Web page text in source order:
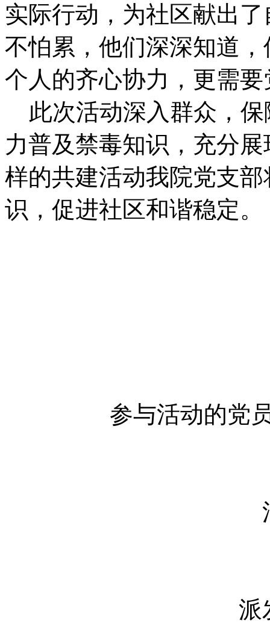
实际行动，为社区献出
不怕累，他们深深知道
个人的齐心协力，更需
此次活动深入群众，保
力普及禁毒知识，充分
样的共建活动我院党支
识，促进社区和谐稳定。
参与活动的党
派